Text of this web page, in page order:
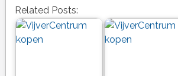
Related Posts: